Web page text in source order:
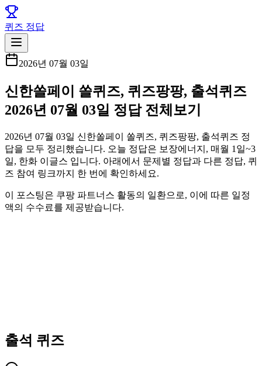
퀴즈 정답
2026년 07월 03일
신한쏠페이 쏠퀴즈, 퀴즈팡팡, 출석퀴즈
2026년 07월 03일 정답 전체보기
2026년 07월 03일 신한쏠페이 쏠퀴즈, 퀴즈팡팡, 출석퀴즈 정
답을 모두 정리했습니다. 오늘 정답은 보장에너지, 매월 1일~3
일, 한화 이글스 입니다. 아래에서 문제별 정답과 다른 정답, 퀴
즈 참여 링크까지 한 번에 확인하세요.
이 포스팅은 쿠팡 파트너스 활동의 일환으로, 이에 따른 일정
액의 수수료를 제공받습니다.
출석 퀴즈